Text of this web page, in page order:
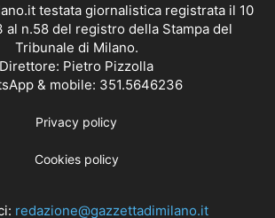
testata giornalistica registrata il 10
al n.58 del registro della Stampa del
Tribunale di Milano.
Direttore: Pietro Pizzolla
& mobile: 351.5646236
Privacy policy
Cookies policy
redazione@gazzettadimilano.it